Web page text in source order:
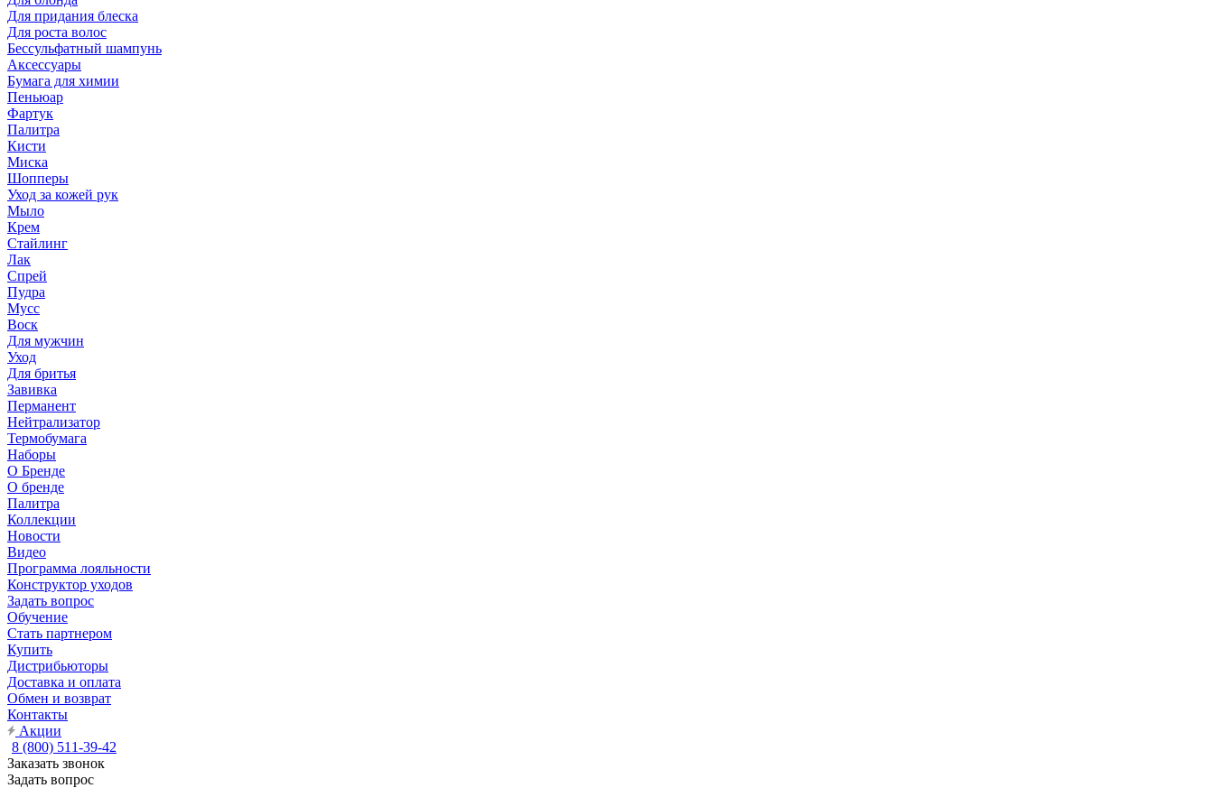
Для придания блеска
Для роста волос
Бессульфатный шампунь
Аксессуары
Бумага для химии
Пеньюар
Фартук
Палитра
Кисти
Миска
Шопперы
Уход за кожей рук
Мыло
Крем
Стайлинг
Лак
Спрей
Пудра
Мусс
Воск
Для мужчин
Уход
Для бритья
Завивка
Перманент
Нейтрализатор
Термобумага
Наборы
О Бренде
О бренде
Палитра
Коллекции
Новости
Видео
Программа лояльности
Конструктор уходов
Задать вопрос
Обучение
Стать партнером
Купить
Дистрибьюторы
Доставка и оплата
Обмен и возврат
Контакты
Акции
8 (800) 511-39-42
Заказать звонок
Задать вопрос